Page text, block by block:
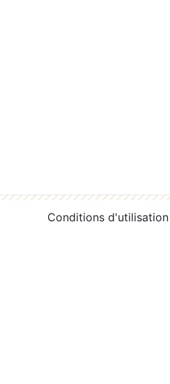
Conditions d'utilisation